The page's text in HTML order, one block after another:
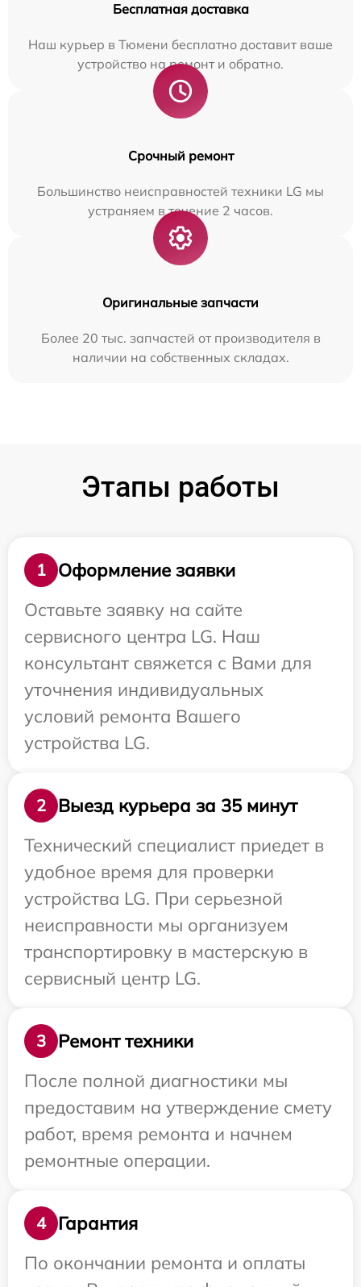
Бесплатная доставка
Наш курьер в Тюмени бесплатно доставит ваше
устройство на ремонт и обратно.
Срочный ремонт
Большинство неисправностей техники LG мы
устраняем в течение 2 часов.
Оригинальные запчасти
Более 20 тыс. запчастей от производителя в
наличии на собственных складах.
Этапы работы
1
Оформление заявки
Оставьте заявку на сайте
сервисного центра LG. Наш
консультант свяжется с Вами для
уточнения индивидуальных
условий ремонта Вашего
устройства LG.
2
Выезд курьера за 35 минут
Технический специалист приедет в
удобное время для проверки
устройства LG. При серьезной
неисправности мы организуем
транспортировку в мастерскую в
сервисный центр LG.
3
Ремонт техники
После полной диагностики мы
предоставим на утверждение смету
работ, время ремонта и начнем
ремонтные операции.
4
Гарантия
По окончании ремонта и оплаты